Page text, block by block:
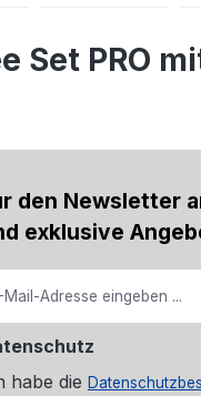
Set PRO
den Newsletter
exklusive
habe die